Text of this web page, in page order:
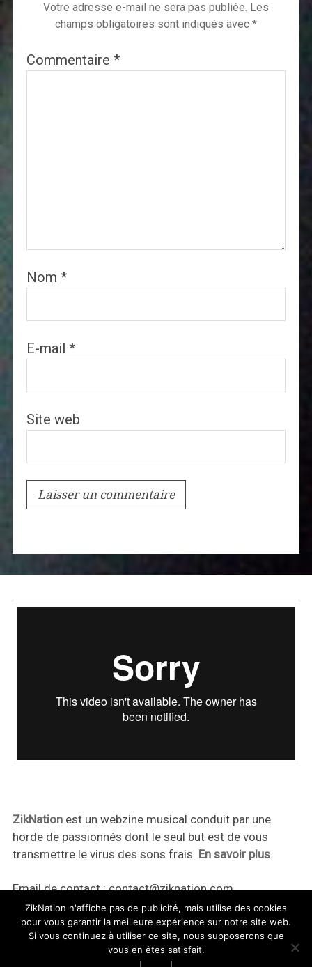
Votre adresse e-mail ne sera pas publiée. Les
champs obligatoires sont indiqués avec *
Commentaire *
Nom *
E-mail *
Site web
ZikNationest un webzine musical conduit par une
horde de passionnés dont le seul but est de vous
transmettre le virus des sons frais. En savoir plus.
Email de contact :contact@ziknation.com
ZikNation n'affiche pas de publicité, mais utilise des cookies
pour vous garantir la meilleure expérience sur notre site web.
Si vous continuez à utiliser ce site, nous supposerons que
vous en êtes satisfait.